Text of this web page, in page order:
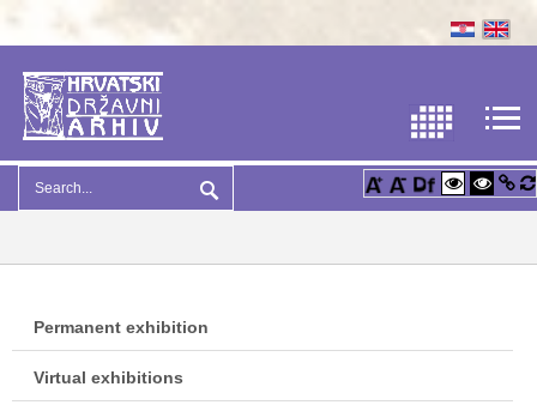
Permanent exhibition
Virtual exhibitions